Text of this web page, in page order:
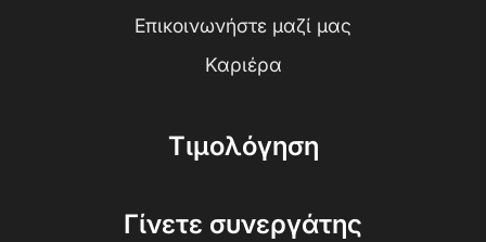
Επικοινωνήστε μαζί μας
Καριέρα
Τιμολόγηση
Γίνετε συνεργάτης